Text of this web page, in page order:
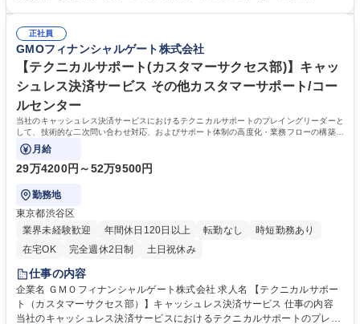
■AIガバナンスと教育：社内ガイドラインの策定、セキュリティリスクの
管理 募集職種 【AIトランスフォーメーション】（AIX）スペシャリスト
徴です。現場の不満を拾い上げ、泥臭いプロトタイプ検証を繰り返しなが
ら、セキュリティと利便性のバランスを追求し、組織全体の底上げを実務
レベルで主導していただきます 学歴・資格 学歴：大学院 大学 語学力： 資
格：
正社員
GMOフィナンシャルゲート株式会社
【テクニカルサポート(カスタマーサクセス部)】キャッ
シュレス決済サービス その他カスタマーサポート/コー
ルセンター
当社のキャッシュレス決済サービスにおけるテクニカルサポートのプレイングリーダーと
して、技術的な二次問い合わせ対応、およびサポート体制の高度化・業務フローの構築を
お任せします。
月給
29万4200円～52万9500円
勤務地
東京都渋谷区
業界未経験歓迎
年間休日120日以上 転勤なし
時短勤務あり
在宅OK
完全週休2日制 土日祝休み
仕事の内容
企業名 ＧＭＯフィナンシャルゲート株式会社 求人名 【テクニカルサポー
ト（カスタマーサクセス部）】キャッシュレス決済サービス 仕事の内容
当社のキャッシュレス決済サービスにおけるテクニカルサポートのプレイ